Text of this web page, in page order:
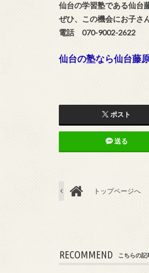
仙台の学習塾である仙台
ぜひ、この機会にお子さ
電話 070-9002-2622
仙台の塾なら仙台藤
ポスト
送る
トップページへ
RECOMMEND こちらの記